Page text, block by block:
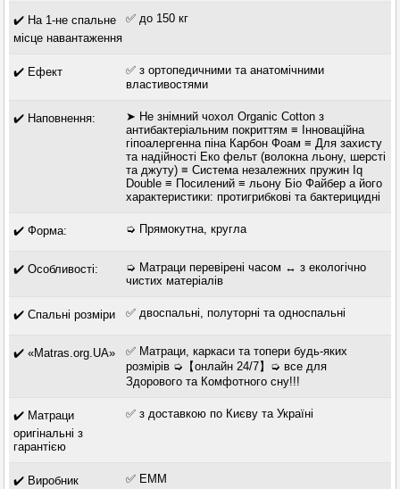
✔️ На 1-не спальне
місце навантаження
✅ до 150 кг
✔️ Ефект
✅ з ортопедичними та анатомічними
властивостями
✔️ Наповнення:
➤ Не знімний чохол Organic Cotton з
антибактеріальним покриттям ≡ Інноваційна
гіпоалергенна піна Карбон Фоам ≡ Для захисту
та надійності Еко фельт (волокна льону, шерсті
та джуту) ≡ Система незалежних пружин Iq
Double ≡ Посилений ≡ льону Біо Файбер а його
характеристики: протигрибкові та бактерицидні
✔️ Форма: ➭ Прямокутна, кругла
✔️ Особливості:
➭ Матраци перевірені часом ↔ з екологічно
чистих матеріалів
✔️ Спальні розміри ✅ двоспальні, полуторні та односпальні
✔️ «Matras.org.UA»
✅ Матраци, каркаси та топери будь-яких
розмірів ➭【онлайн 24/7】➭ все для
Здорового та Комфотного сну!!!
✔️ Матраци
оригінальні з
гарантією
✅ з доставкою по Києву та Україні
✔️ Виробник ✅ ЕММ